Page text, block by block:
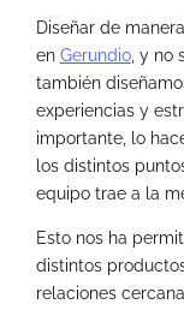
Diseñar de
en Gerundio, y no
también
experiencias y
importante, lo
los distintos
equipo trae a la
Esto nos ha
distintos
relaciones